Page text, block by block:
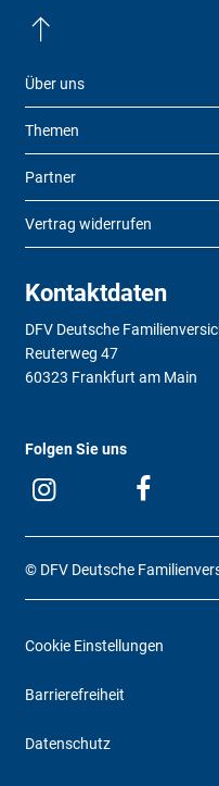
Über uns
Themen
Partner
Vertrag widerrufen
Kontaktdaten
DFV Deutsche
Reuterweg 47
60323 Frankfurt am Main
Folgen Sie uns
© DFV Deutsche
Cookie Einstellungen
Barrierefreiheit
Datenschutz